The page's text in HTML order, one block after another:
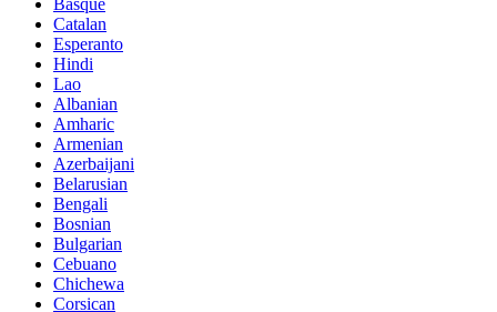
Basque
Catalan
Esperanto
Hindi
Lao
Albanian
Amharic
Armenian
Azerbaijani
Belarusian
Bengali
Bosnian
Bulgarian
Cebuano
Chichewa
Corsican